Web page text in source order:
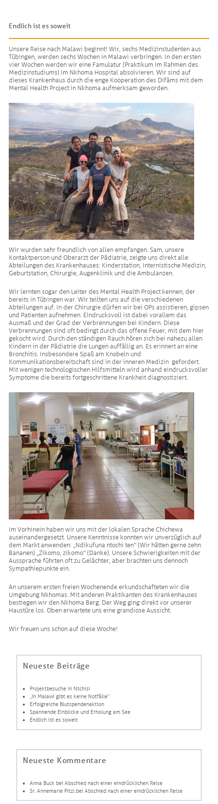
Endlich ist es soweit
Unsere Reise nach Malawi beginnt! Wir, sechs Medizinstudenten aus
Tübingen, werden sechs Wochen in Malawi verbringen. In den ersten
vier Wochen werden wir eine Famulatur (Praktikum im Rahmen des
Medizinstudiums) im Nkhoma Hospital absolvieren. Wir sind auf
dieses Krankenhaus durch die enge Kooperation des Difäms mit dem
Mental Health Project in Nkhoma aufmerksam geworden.
Wir wurden sehr freundlich von allen empfangen. Sam, unsere
Kontaktperson und Oberarzt der Pädiatrie, zeigte uns direkt alle
Abteilungen des Krankenhauses: Kinderstation, Internistische Medizin,
Geburtstation, Chirurgie, Augenklinik und die Ambulanzen.
Wir lernten sogar den Leiter des Mental Health Project kennen, der
bereits in Tübingen war. Wir teilten uns auf die verschiedenen
Abteilungen auf. In der Chirurgie dürfen wir bei OPs assistieren, gipsen
und Patienten aufnehmen. Eindrucksvoll ist dabei vorallem das
Ausmaß und der Grad der Verbrennungen bei Kindern. Diese
Verbrennungen sind oft bedingt durch das offene Feuer, mit dem hier
gekocht wird. Durch den ständigen Rauch hören sich bei nahezu allen
Kindern in der Pädiatrie die Lungen auffällig an. Es erinnert an eine
Bronchitis. Insbesondere Spaß am Knobeln und
Kommunikationsbereitschaft sind in der inneren Medizin gefordert.
Mit wenigen technologischen Hilfsmitteln wird anhand eindrucksvoller
Symptome die bereits fortgeschrittene Krankheit diagnostiziert.
Im Vorhinein haben wir uns mit der lokalen Sprache Chichewa
auseinandergesetzt. Unsere Kenntnisse konnten wir unverzüglich auf
dem Markt anwenden: „Ndikufuna ntochi ten“ (Wir hätten gerne zehn
Bananen) „Zikomo, zikomo“ (Danke). Unsere Schwierigkeiten mit der
Aussprache führten oft zu Gelächter, aber brachten uns dennoch
Sympathiepunkte ein.
An unserem ersten freien Wochenende erkundschafteten wir die
Umgebung Nkhomas. Mit anderen Praktikanten des Krankenhauses
bestiegen wir den Nkhoma Berg. Der Weg ging direkt vor unserer
Haustüre los. Oben erwartete uns eine grandiose Aussicht.
Wir freuen uns schon auf diese Woche!
Neueste Beiträge
Projektbesuche in Ntchisi
„In Malawi gibt es keine Notfälle“
Erfolgreiche Blutspendenaktion
Spannende Einblicke und Erholung am See
Endlich ist es soweit
Neueste Kommentare
Anna Buck beiAbschied nach einer eindrücklichen Reise
Sr. Annemarie Pitzl beiAbschied nach einer eindrücklichen Reise